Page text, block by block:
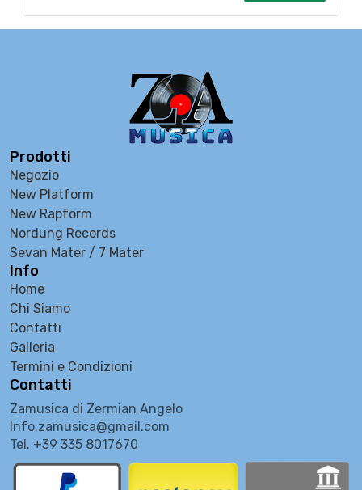
Prodotti
Negozio
New Platform
New Rapform
Nordung Records
Sevan Mater / 7 Mater
Info
Home
Chi Siamo
Contatti
Galleria
Termini e Condizioni
Contatti
Zamusica di Zermian Angelo
Info.zamusica@gmail.com
Tel. +39 335 8017670